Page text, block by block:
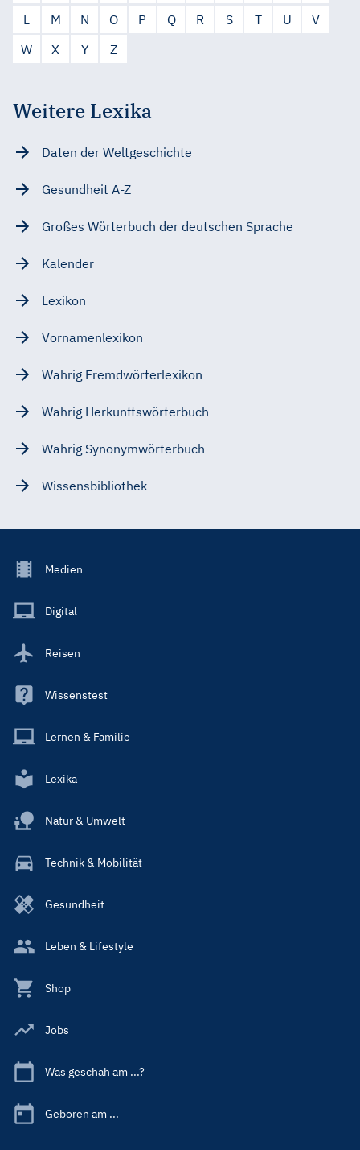
L
M N O P Q R S T U
V
W
X Y Z
Weitere Lexika
Daten der Weltgeschichte
Gesundheit A-Z
Großes Wörterbuch der deutschen Sprache
Kalender
Lexikon
Vornamenlexikon
Wahrig Fremdwörterlexikon
Wahrig Herkunftswörterbuch
Wahrig Synonymwörterbuch
Wissensbibliothek
Footer
Main
Medien
Digital
Reisen
Wissenstest
Lernen & Familie
Lexika
Natur & Umwelt
Technik & Mobilität
Gesundheit
Leben & Lifestyle
Shop
Jobs
Was geschah am ...?
Geboren am ...